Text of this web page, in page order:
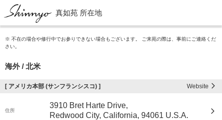
真如苑 所在地
※ 不在の場合や修行中でお参りできない場合もございます。 ご来苑の際は、事前にご連絡くだ
さい。
海外 / 北米
[ アメリカ本部 (サンフランシスコ) ] Website
住所
3910 Bret Harte Drive,
Redwood City, California, 94061 U.S.A.